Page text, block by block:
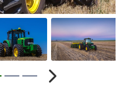
Próximo